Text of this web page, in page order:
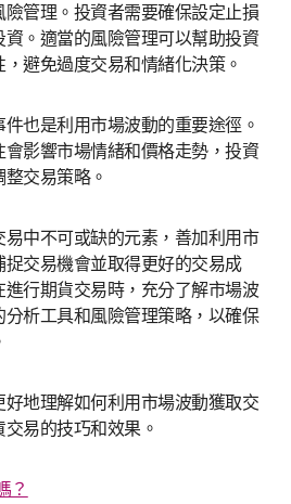
管理。投資者需要確保設定止損
。適當的風險管理可以幫助投資
避免過度交易和情緒化決策。
也是利用市場波動的重要途徑。
影響市場情緒和價格走勢，投資
交易策略。
中不可或缺的元素，善加利用市
交易機會並取得更好的交易成
行期貨交易時，充分了解市場波
析工具和風險管理策略，以確保
地理解如何利用市場波動獲取交
易的技巧和效果。
？